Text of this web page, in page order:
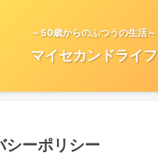
～50歳からのふつうの生活～
マイセカンドライフ
シーポリシー